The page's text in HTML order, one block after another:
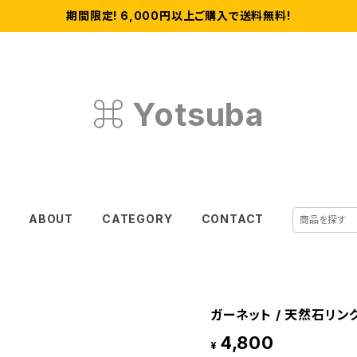
期間限定! 6,000円以上ご購入で送料無料!
⌘ Yotsuba
ABOUT CATEGORY CONTACT
ガーネット / 天然石リン
¥ 4,800